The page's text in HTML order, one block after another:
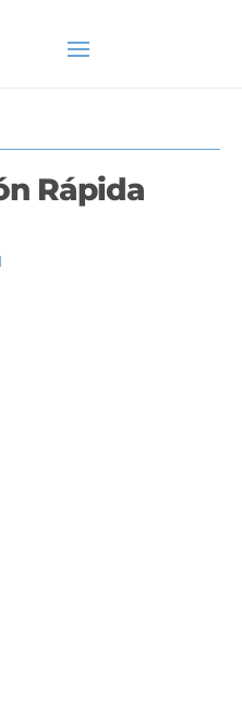
Rápida